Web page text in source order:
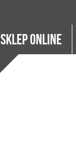
Sklep Online